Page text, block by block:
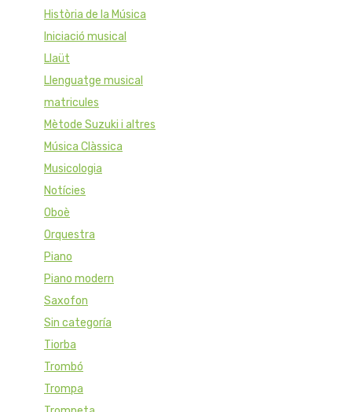
Història de la Música
Iniciació musical
Llaüt
Llenguatge musical
matricules
Mètode Suzuki i altres
Música Clàssica
Musicologia
Notícies
Oboè
Orquestra
Piano
Piano modern
Saxofon
Sin categoría
Tiorba
Trombó
Trompa